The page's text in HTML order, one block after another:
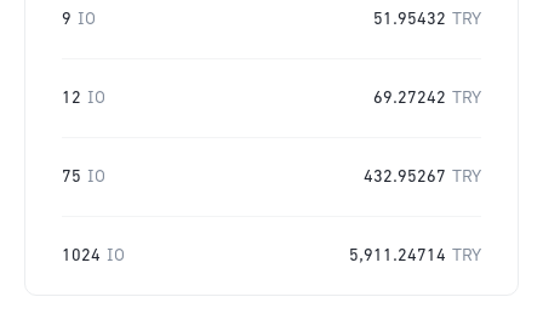
9 IO 51.95432 TRY
12 IO 69.27242 TRY
75 IO 432.95267 TRY
1024 IO 5,911.24714 TRY